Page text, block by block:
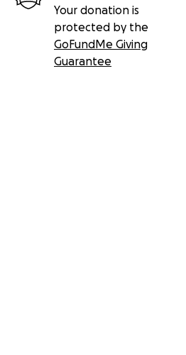
Your donation is
protected by the
GoFundMe Giving
Guarantee